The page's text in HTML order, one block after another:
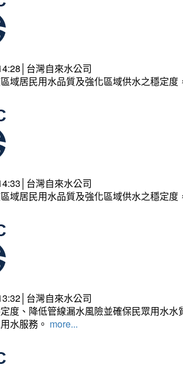
台灣自來水公司
域居民用水品質及強化區域供水之穩定
台灣自來水公司
域居民用水品質及強化區域供水之穩定
台灣自來水公司
度、降低管線漏水風險並確保民眾用水
水服務。 more...